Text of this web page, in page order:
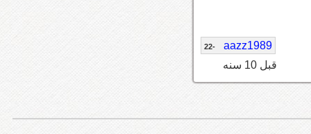
aazz1989
-22
قبل 10 سنه